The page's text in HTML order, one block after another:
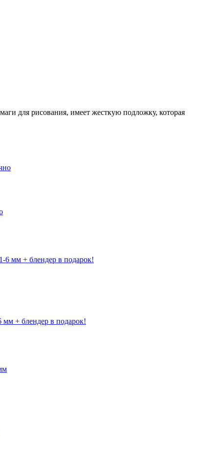
для рисования, имеет жесткую подложку, которая
мм + блендер в подарок!